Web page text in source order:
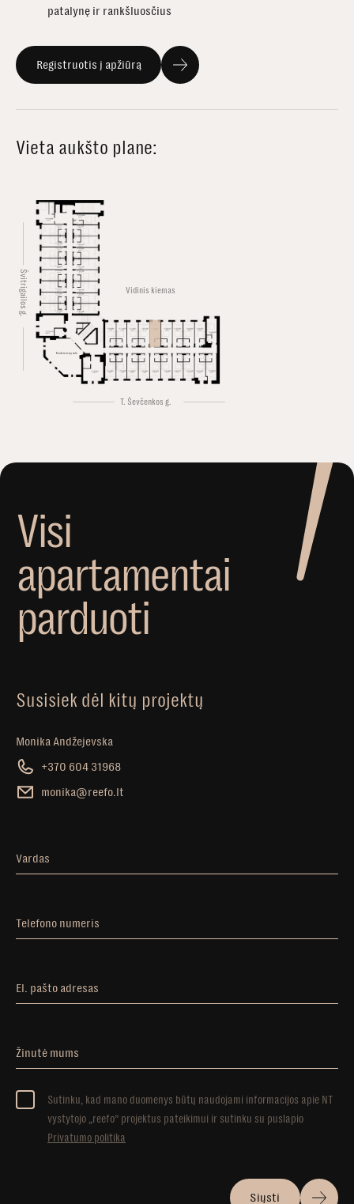
Vieta aukšto plane:
Švitrigailos g.
T. Ševčenkos g.
Vidinis kiemas
Konferencijų salė
patalynę ir rankšluosčius
Registruotis į apžiūrą
Visi
apartamentai
parduoti
Susisiek dėl kitų projektų
Monika Andžejevska
+370 604 31968
monika@reefo.lt
Vardas
Telefono numeris
El. pašto adresas
Žinutė mums
Sutinku, kad mano duomenys būtų naudojami informacijos apie NT
vystytojo „reefo” projektus pateikimui ir sutinku su puslapio
Privatumo politika
Siųsti